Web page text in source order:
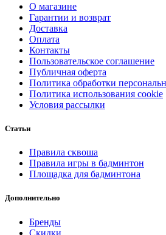
О магазине
Гарантии и возврат
Доставка
Оплата
Контакты
Пользовательское соглашение
Публичная оферта
Политика обработки
Политика использования cookie
Условия рассылки
Статьи
Правила сквоша
Правила игры в бадминтон
Площадка для бадминтона
Дополнительно
Бренды
Скидки